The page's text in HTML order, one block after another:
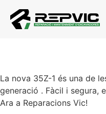
La nova 35Z-1 és una de
generació . Fàcil i segura,
Ara a Reparacions Vic!